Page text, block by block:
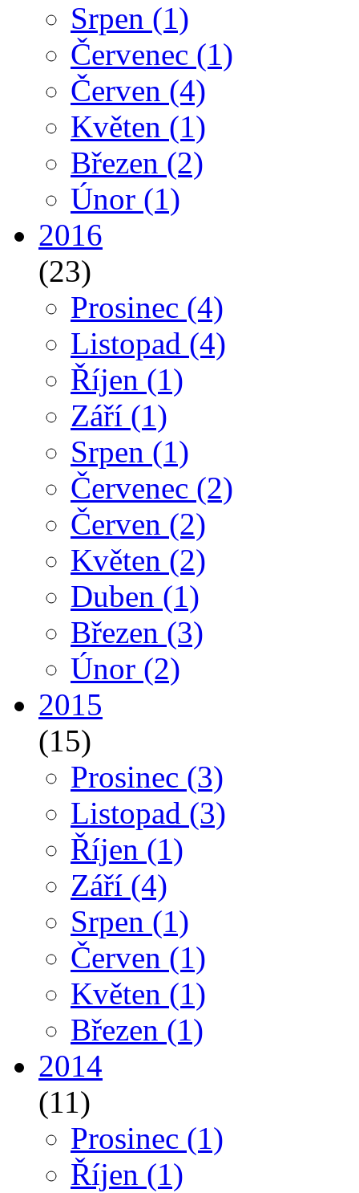
Srpen (1)
Červenec (1)
Červen (4)
Květen (1)
Březen (2)
Únor (1)
2016
(23)
Prosinec (4)
Listopad (4)
Říjen (1)
Září (1)
Srpen (1)
Červenec (2)
Červen (2)
Květen (2)
Duben (1)
Březen (3)
Únor (2)
2015
(15)
Prosinec (3)
Listopad (3)
Říjen (1)
Září (4)
Srpen (1)
Červen (1)
Květen (1)
Březen (1)
2014
(11)
Prosinec (1)
Říjen (1)